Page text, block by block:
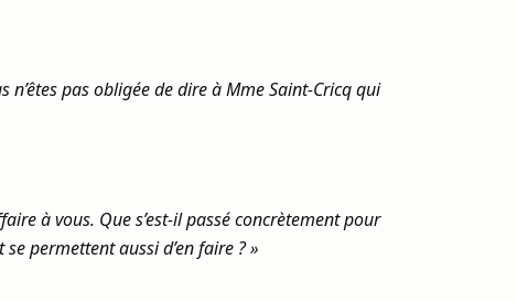
pas obligée de dire à Mme Saint-Cricq qui
à vous. Que s’est-il passé concrètement pour
permettent aussi d’en faire ? »